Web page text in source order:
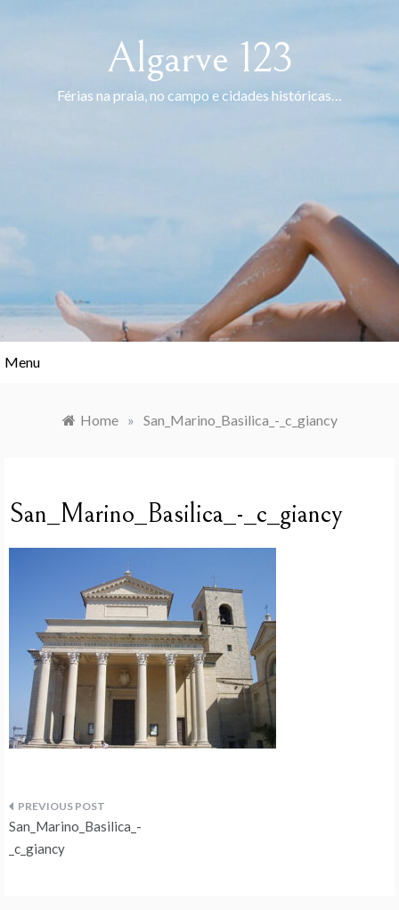
Algarve 123
Férias na praia, no campo e cidades históricas…
Menu
Home » San_Marino_Basilica_-_c_giancy
San_Marino_Basilica_-_c_giancy
Navegação
de
San_Marino_Basilica_-
_c_giancy